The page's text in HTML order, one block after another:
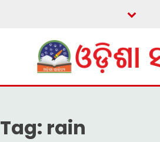
ଓଡ଼ିଶା ସାହିତ୍ୟ
Tag: rain